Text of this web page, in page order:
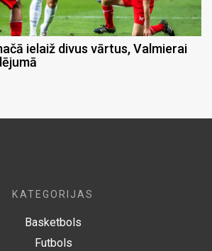
ielaiž divus vārtus, Valmierai
KATEGORIJAS
Basketbols
Futbols